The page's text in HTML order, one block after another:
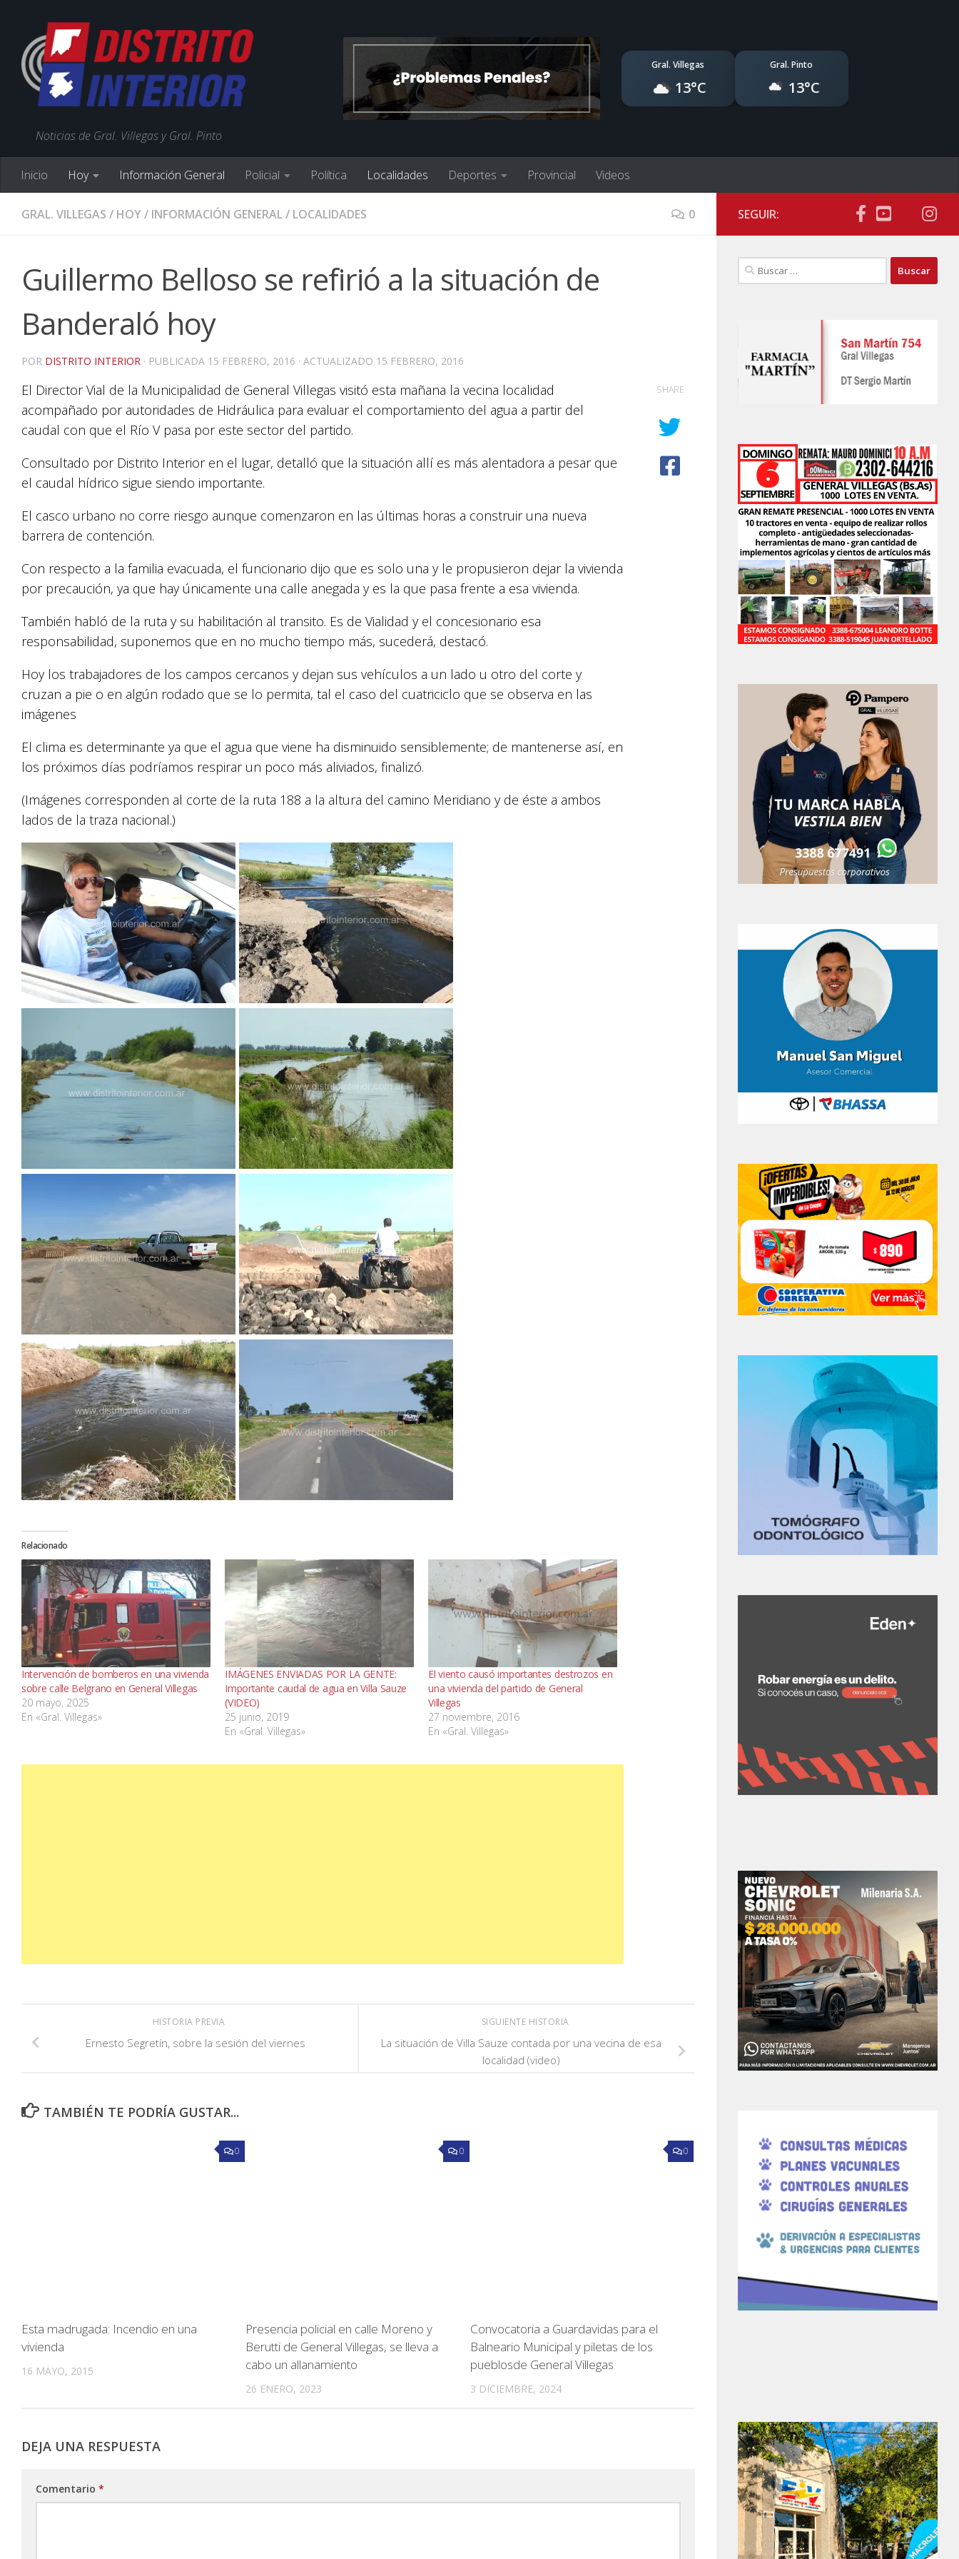
Noticias de Gral. Villegas y Gral. Pinto
Gral. Villegas
13°C
Gral. Pinto
13°C
Inicio Hoy Información General Policial Política Localidades Deportes Provincial Videos
GRAL. VILLEGAS / HOY/ INFORMACIÓN GENERAL/ LOCALIDADES 0
Guillermo Belloso se refirió a la situación de
Banderaló hoy
POR DISTRITO INTERIOR · PUBLICADA 15 FEBRERO, 2016 · ACTUALIZADO 15 FEBRERO, 2016
El Director Vial de la Municipalidad de General Villegas visitó esta mañana la vecina localidad
acompañado por autoridades de Hidráulica para evaluar el comportamiento del agua a partir del
caudal con que el Río V pasa por este sector del partido.
Consultado por Distrito Interior en el lugar, detalló que la situación allí es más alentadora a pesar que
el caudal hídrico sigue siendo importante.
El casco urbano no corre riesgo aunque comenzaron en las últimas horas a construir una nueva
barrera de contención.
Con respecto a la familia evacuada, el funcionario dijo que es solo una y le propusieron dejar la vivienda
por precaución, ya que hay únicamente una calle anegada y es la que pasa frente a esa vivienda.
También habló de la ruta y su habilitación al transito. Es de Vialidad y el concesionario esa
responsabilidad, suponemos que en no mucho tiempo más, sucederá, destacó.
Hoy los trabajadores de los campos cercanos y dejan sus vehículos a un lado u otro del corte y
cruzan a pie o en algún rodado que se lo permita, tal el caso del cuatriciclo que se observa en las
imágenes
El clima es determinante ya que el agua que viene ha disminuido sensiblemente; de mantenerse así, en
los próximos días podríamos respirar un poco más aliviados, finalizó.
(Imágenes corresponden al corte de la ruta 188 a la altura del camino Meridiano y de éste a ambos
lados de la traza nacional.)
Relacionado
Intervención de bomberos en una vivienda
sobre calle Belgrano en General Villegas
20 mayo, 2025
En «Gral. Villegas»
IMÁGENES ENVIADAS POR LA GENTE:
Importante caudal de agua en Villa Sauze
(VIDEO)
25 junio, 2019
En «Gral. Villegas»
El viento causó importantes destrozos en
una vivienda del partido de General
Villegas
27 noviembre, 2016
En «Gral. Villegas»
SHARE
SIGUIENTE HISTORIA
La situación de Villa Sauze contada por una vecina de esa
localidad (video)
HISTORIA PREVIA
Ernesto Segretín, sobre la sesión del viernes
TAMBIÉN TE PODRÍA GUSTAR...
0
Esta madrugada: Incendio en una
vivienda
16 MAYO, 2015
0
Presencia policial en calle Moreno y
Berutti de General Villegas, se lleva a
cabo un allanamiento
26 ENERO, 2023
0
Convocatoria a Guardavidas para el
Balneario Municipal y piletas de los
pueblosde General Villegas
3 DICIEMBRE, 2024
DEJA UNA RESPUESTA
Comentario *
SEGUIR:
Buscar: